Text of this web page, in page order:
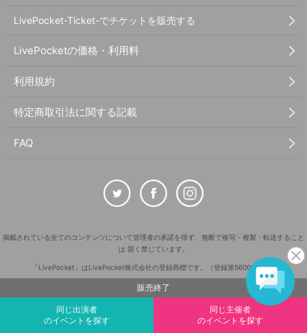
販売終了
同じ出演者
のイベントを探す
同じ主催者
のイベントを探す
LivePocket-Ticket-でチケットを販売する
LivePocketの価格・利用料
利用規約
特定商取引法に関する記載
FAQ
掲載されている全てのコンテンツについて管理者の承諾を得ず、無断で複写・複製・転送すること
は 固く禁じています。
「LivePocket」はLivePocket株式会社の登録商標です。（登録第5600161号）
QRコードは株式会社デンソーウェーブの登録商標です。
Copyright LivePocket All Rights Reserved.